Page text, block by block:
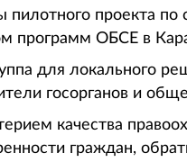
пилотного проекта
программ ОБСЕ в
для локального
госорганов и
качества
граждан,